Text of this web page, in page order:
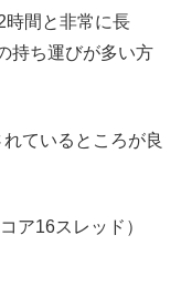
時間と非常に長
持ち運びが多い方
ているところが良
ア16スレッド）